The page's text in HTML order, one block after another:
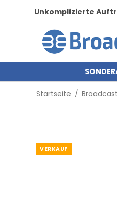
Unkomplizierte
Startseite /
VERKAUF